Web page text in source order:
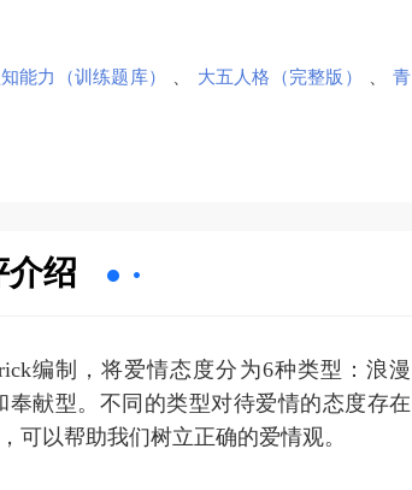
能力（训练题库） 大五人格（完整版）
青
介绍
编制，将爱情态度分为6种类型：浪漫
献型。不同的类型对待爱情的态度存在
可以帮助我们树立正确的爱情观。